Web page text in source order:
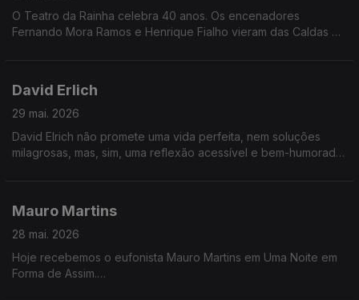
O Teatro da Rainha celebra 40 anos. Os encenadores
Fernando Mora Ramos e Henrique Fialho vieram das Caldas da
David Erlich
29 mai. 2026
David Elrich não promete uma vida perfeita, nem soluções
milagrosas, mas, sim, uma reflexão acessível e bem-humorada
Mauro Martins
28 mai. 2026
Hoje recebemos o eufonista Mauro Martins em Uma Noite em
Forma de Assim.